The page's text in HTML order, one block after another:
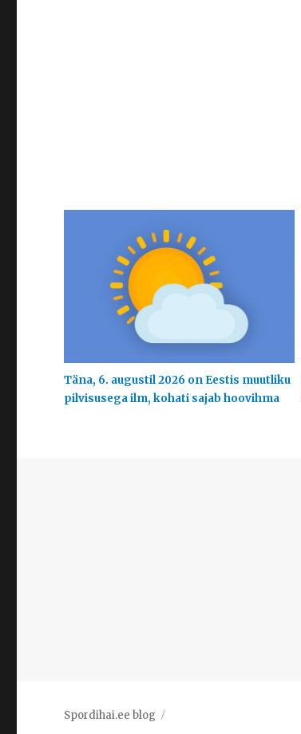
Täna, 6. augustil 2026 on Eestis muutliku
pilvisusega ilm, kohati sajab hoovihma
Spordihai.ee blog